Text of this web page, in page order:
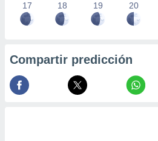
17 18 19 20
Compartir predicción